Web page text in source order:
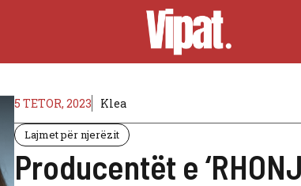
5 TETOR, 2023 Klea
Lajmet për njerëzit
Producentët e